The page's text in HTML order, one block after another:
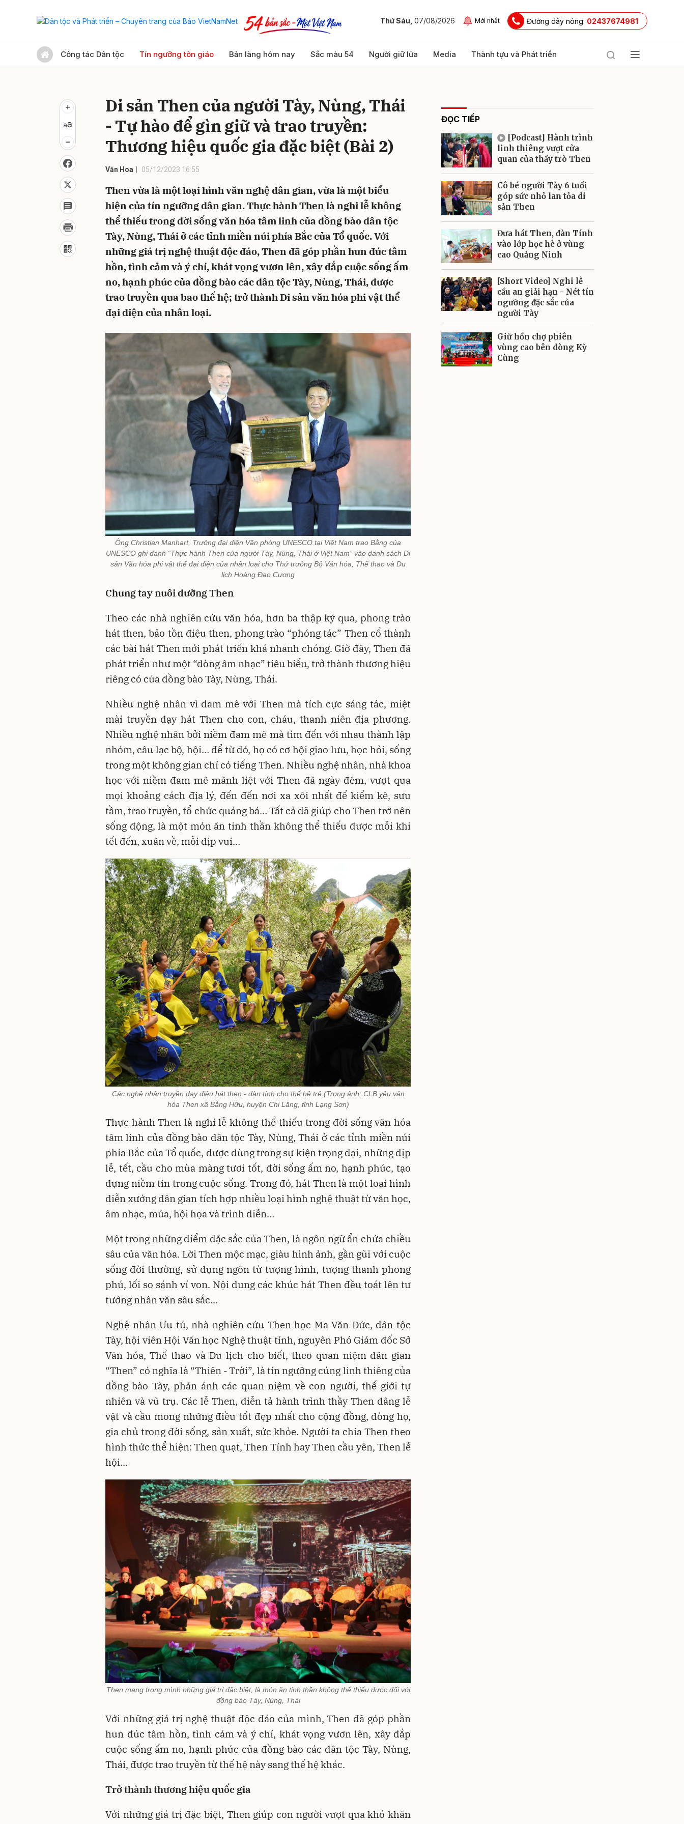
Thứ Sáu, 07/08/2026 Mới nhất Đường dây nóng: 02437674981
Công tác Dân tộc Tín ngưỡng tôn giáo Bản làng hôm nay Sắc màu 54 Người giữ lửa Media Thành tựu và Phát triển
Di sản Then của người Tày, Nùng, Thái
- Tự hào để gìn giữ và trao truyền:
Thương hiệu quốc gia đặc biệt (Bài 2)
Văn Hoa 05/12/2023 16:55
Then vừa là một loại hình văn nghệ dân gian, vừa là một biểu
hiện của tín ngưỡng dân gian. Thực hành Then là nghi lễ không
thể thiếu trong đời sống văn hóa tâm linh của đồng bào dân tộc
Tày, Nùng, Thái ở các tỉnh miền núi phía Bắc của Tổ quốc. Với
những giá trị nghệ thuật độc đáo, Then đã góp phần hun đúc tâm
hồn, tình cảm và ý chí, khát vọng vươn lên, xây đắp cuộc sống ấm
no, hạnh phúc của đồng bào các dân tộc Tày, Nùng, Thái, được
trao truyền qua bao thế hệ; trở thành Di sản văn hóa phi vật thể
đại diện của nhân loại.
Ông Christian Manhart, Trưởng đại diện Văn phòng UNESCO tại Việt Nam trao Bằng của
UNESCO ghi danh “Thực hành Then của người Tày, Nùng, Thái ở Việt Nam” vào danh sách Di
sản Văn hóa phi vật thể đại diện của nhân loại cho Thứ trưởng Bộ Văn hóa, Thể thao và Du
lịch Hoàng Đạo Cương
Chung tay nuôi dưỡng Then
Theo các nhà nghiên cứu văn hóa, hơn ba thập kỷ qua, phong trào
hát then, bảo tồn điệu then, phong trào “phóng tác” Then cổ thành
các bài hát Then mới phát triển khá nhanh chóng. Giờ đây, Then đã
phát triển như một “dòng âm nhạc” tiêu biểu, trở thành thương hiệu
riêng có của đồng bào Tày, Nùng, Thái.
Nhiều nghệ nhân vì đam mê với Then mà tích cực sáng tác, miệt
mài truyền dạy hát Then cho con, cháu, thanh niên địa phương.
Nhiều nghệ nhân bởi niềm đam mê mà tìm đến với nhau thành lập
nhóm, câu lạc bộ, hội… để từ đó, họ có cơ hội giao lưu, học hỏi, sống
trong một không gian chỉ có tiếng Then. Nhiều nghệ nhân, nhà khoa
học với niềm đam mê mãnh liệt với Then đã ngày đêm, vượt qua
mọi khoảng cách địa lý, đến đến nơi xa xôi nhất để kiểm kê, sưu
tầm, trao truyền, tổ chức quảng bá… Tất cả đã giúp cho Then trở nên
sống động, là một món ăn tinh thần không thể thiếu được mỗi khi
tết đến, xuân về, mỗi dịp vui…
Các nghệ nhân truyền dạy điệu hát then - đàn tính cho thế hệ trẻ (Trong ảnh: CLB yêu văn
hóa Then xã Bằng Hữu, huyện Chi Lăng, tỉnh Lạng Sơn)
Thực hành Then là nghi lễ không thể thiếu trong đời sống văn hóa
tâm linh của đồng bào dân tộc Tày, Nùng, Thái ở các tỉnh miền núi
phía Bắc của Tổ quốc, được dùng trong sự kiện trọng đại, những dịp
lễ, tết, cầu cho mùa màng tươi tốt, đời sống ấm no, hạnh phúc, tạo
dựng niềm tin trong cuộc sống. Trong đó, hát Then là một loại hình
diễn xướng dân gian tích hợp nhiều loại hình nghệ thuật từ văn học,
âm nhạc, múa, hội họa và trình diễn…
Một trong những điểm đặc sắc của Then, là ngôn ngữ ẩn chứa chiều
sâu của văn hóa. Lời Then mộc mạc, giàu hình ảnh, gần gũi với cuộc
sống đời thường, sử dụng ngôn từ tượng hình, tượng thanh phong
phú, lối so sánh ví von. Nội dung các khúc hát Then đều toát lên tư
tưởng nhân văn sâu sắc…
Nghệ nhân Ưu tú, nhà nghiên cứu Then học Ma Văn Đức, dân tộc
Tày, hội viên Hội Văn học Nghệ thuật tỉnh, nguyên Phó Giám đốc Sở
Văn hóa, Thể thao và Du lịch cho biết, theo quan niệm dân gian
“Then” có nghĩa là “Thiên - Trời”, là tín ngưỡng cúng linh thiêng của
đồng bào Tày, phản ánh các quan niệm về con người, thế giới tự
nhiên và vũ trụ. Các lễ Then, diễn tả hành trình thầy Then dâng lễ
vật và cầu mong những điều tốt đẹp nhất cho cộng đồng, dòng họ,
gia chủ trong đời sống, sản xuất, sức khỏe. Người ta chia Then theo
hình thức thể hiện: Then quạt, Then Tính hay Then cầu yên, Then lễ
hội…
Then mang trong mình những giá trị đặc biệt, là món ăn tinh thần không thể thiếu được đối với
đồng bào Tày, Nùng, Thái
Với những giá trị nghệ thuật độc đáo của mình, Then đã góp phần
hun đúc tâm hồn, tình cảm và ý chí, khát vọng vươn lên, xây đắp
cuộc sống ấm no, hạnh phúc của đồng bào các dân tộc Tày, Nùng,
Thái, được trao truyền từ thế hệ này sang thế hệ khác.
Trở thành thương hiệu quốc gia
Với những giá trị đặc biệt, Then giúp con người vượt qua khó khăn
ĐỌC TIẾP
[Podcast] Hành trình
linh thiêng vượt cửa
quan của thầy trò Then
Cô bé người Tày 6 tuổi
góp sức nhỏ lan tỏa di
sản Then
Đưa hát Then, đàn Tính
vào lớp học hè ở vùng
cao Quảng Ninh
[Short Video] Nghi lễ
cầu an giải hạn - Nét tín
ngưỡng đặc sắc của
người Tày
Giữ hồn chợ phiên
vùng cao bên dòng Kỳ
Cùng
Gửi bình luận
Gửi